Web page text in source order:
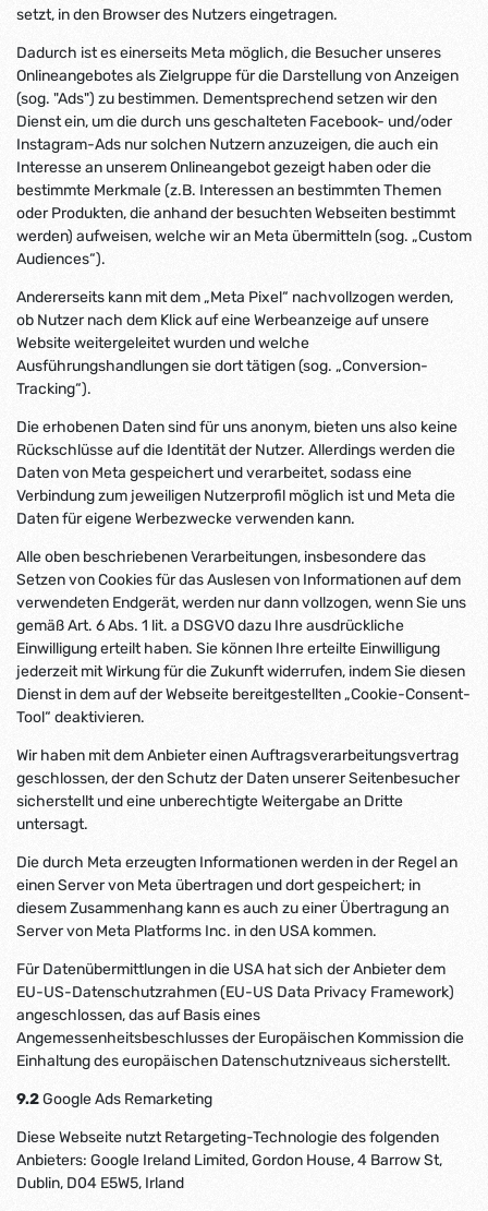
setzt, in den Browser des Nutzers eingetragen.
Dadurch ist es einerseits Meta möglich, die Besucher unseres
Onlineangebotes als Zielgruppe für die Darstellung von Anzeigen
(sog. "Ads") zu bestimmen. Dementsprechend setzen wir den
Dienst ein, um die durch uns geschalteten Facebook- und/oder
Instagram-Ads nur solchen Nutzern anzuzeigen, die auch ein
Interesse an unserem Onlineangebot gezeigt haben oder die
bestimmte Merkmale (z.B. Interessen an bestimmten Themen
oder Produkten, die anhand der besuchten Webseiten bestimmt
werden) aufweisen, welche wir an Meta übermitteln (sog. „Custom
Audiences“).
Andererseits kann mit dem „Meta Pixel“ nachvollzogen werden,
ob Nutzer nach dem Klick auf eine Werbeanzeige auf unsere
Website weitergeleitet wurden und welche
Ausführungshandlungen sie dort tätigen (sog. „Conversion-
Tracking“).
Die erhobenen Daten sind für uns anonym, bieten uns also keine
Rückschlüsse auf die Identität der Nutzer. Allerdings werden die
Daten von Meta gespeichert und verarbeitet, sodass eine
Verbindung zum jeweiligen Nutzerprofil möglich ist und Meta die
Daten für eigene Werbezwecke verwenden kann.
Alle oben beschriebenen Verarbeitungen, insbesondere das
Setzen von Cookies für das Auslesen von Informationen auf dem
verwendeten Endgerät, werden nur dann vollzogen, wenn Sie uns
gemäß Art. 6 Abs. 1 lit. a DSGVO dazu Ihre ausdrückliche
Einwilligung erteilt haben. Sie können Ihre erteilte Einwilligung
jederzeit mit Wirkung für die Zukunft widerrufen, indem Sie diesen
Dienst in dem auf der Webseite bereitgestellten „Cookie-Consent-
Tool“ deaktivieren.
Wir haben mit dem Anbieter einen Auftragsverarbeitungsvertrag
geschlossen, der den Schutz der Daten unserer Seitenbesucher
sicherstellt und eine unberechtigte Weitergabe an Dritte
untersagt.
Die durch Meta erzeugten Informationen werden in der Regel an
einen Server von Meta übertragen und dort gespeichert; in
diesem Zusammenhang kann es auch zu einer Übertragung an
Server von Meta Platforms Inc. in den USA kommen.
Für Datenübermittlungen in die USA hat sich der Anbieter dem
EU-US-Datenschutzrahmen (EU-US Data Privacy Framework)
angeschlossen, das auf Basis eines
Angemessenheitsbeschlusses der Europäischen Kommission die
Einhaltung des europäischen Datenschutzniveaus sicherstellt.
9.2Google Ads Remarketing
Diese Webseite nutzt Retargeting-Technologie des folgenden
Anbieters: Google Ireland Limited, Gordon House, 4 Barrow St,
Dublin, D04 E5W5, Irland